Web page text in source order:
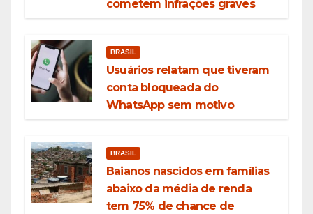
cometem infrações graves
BRASIL
Usuários relatam que tiveram
conta bloqueada do
WhatsApp sem motivo
BRASIL
Baianos nascidos em famílias
abaixo da média de renda
tem 75% de chance de